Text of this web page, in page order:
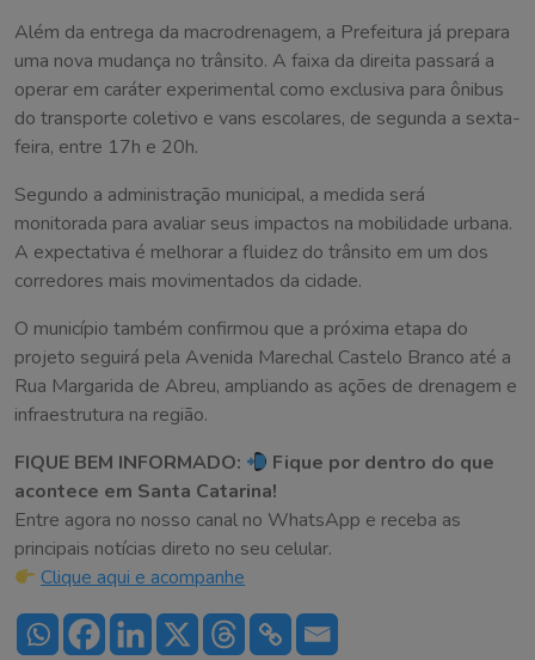
Além da entrega da macrodrenagem, a Prefeitura já prepara
uma nova mudança no trânsito. A faixa da direita passará a
operar em caráter experimental como exclusiva para ônibus
do transporte coletivo e vans escolares, de segunda a sexta-
feira, entre 17h e 20h.
Segundo a administração municipal, a medida será
monitorada para avaliar seus impactos na mobilidade urbana.
A expectativa é melhorar a fluidez do trânsito em um dos
corredores mais movimentados da cidade.
O município também confirmou que a próxima etapa do
projeto seguirá pela Avenida Marechal Castelo Branco até a
Rua Margarida de Abreu, ampliando as ações de drenagem e
infraestrutura na região.
FIQUE BEM INFORMADO:
Fique por dentro do que
acontece em Santa Catarina!
Entre agora no nosso canal no WhatsApp e receba as
principais notícias direto no seu celular.
Clique aqui e acompanhe